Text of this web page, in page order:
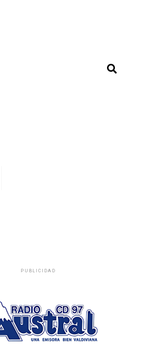
PUBLICIDAD